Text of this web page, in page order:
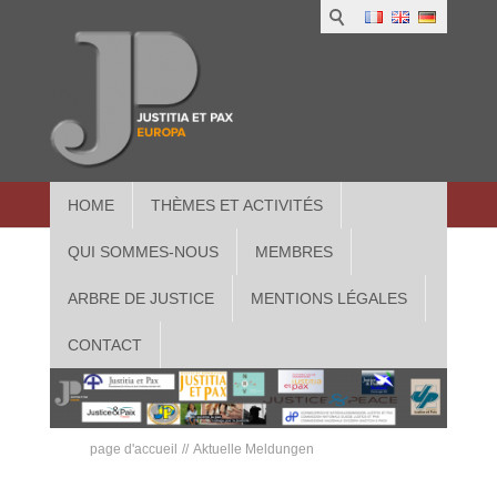
HOME THÈMES ET ACTIVITÉS
QUI SOMMES-NOUS MEMBRES
ARBRE DE JUSTICE MENTIONS LÉGALES
CONTACT
page d'accueil Aktuelle Meldungen